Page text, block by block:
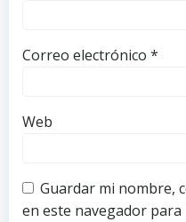
Correo electrónico *
Web
Guardar mi nombre,
en este navegador